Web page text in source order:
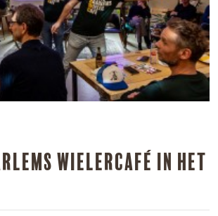
Wielercafé in Het